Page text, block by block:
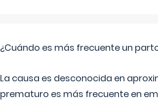
¿Cuándo es más frecuente un
La causa es desconocida en
prematuro es más frecuente en